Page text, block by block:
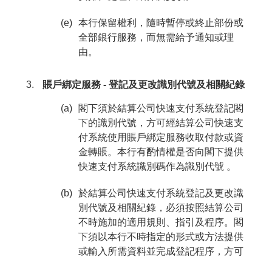
(e) 本行保留權利，隨時暫停或終止部份或
全部銀行服務，而無需給予通知或理
由。
賬戶綁定服務 - 登記及更改識別代號及相關紀錄
(a)
閣下須於結算公司快速支付系統登記閣
下的識別代號，方可經結算公司快速支
付系統使用賬戶綁定服務收取付款或資
金轉賬。本行有酌情權是否向閣下提供
快速支付系統識別碼作為識別代號 。
(b) 於結算公司快速支付系統登記及更改識
別代號及相關紀錄，必須按照結算公司
不時施加的適用規則、指引及程序。閣
下須以本行不時指定的形式或方法提供
或輸入所需資料並完成登記程序，方可